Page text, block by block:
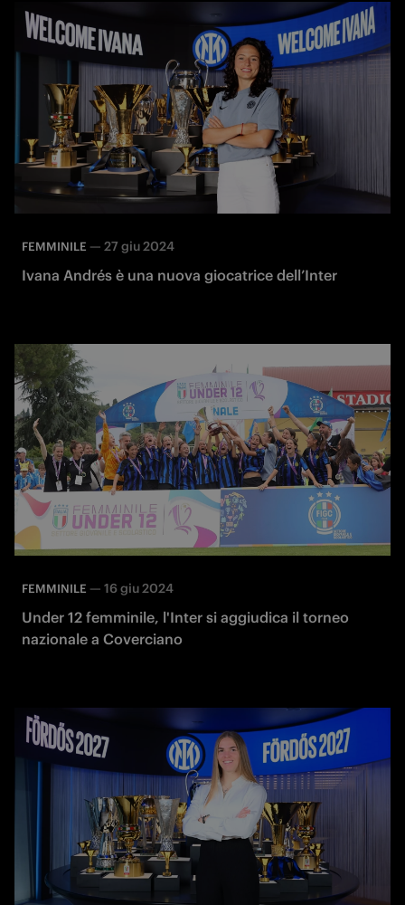
FEMMINILE — 27 giu 2024
Ivana Andrés è una nuova giocatrice dell’Inter
FEMMINILE — 16 giu 2024
Under 12 femminile, l'Inter si aggiudica il torneo
nazionale a Coverciano